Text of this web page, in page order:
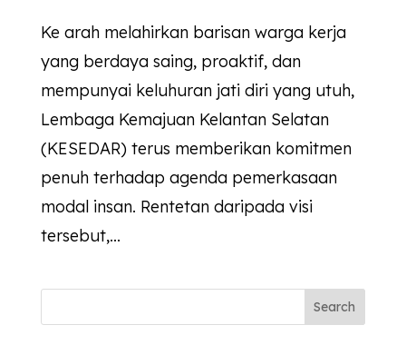
Ke arah melahirkan barisan warga kerja
yang berdaya saing, proaktif, dan
mempunyai keluhuran jati diri yang utuh,
Lembaga Kemajuan Kelantan Selatan
(KESEDAR) terus memberikan komitmen
penuh terhadap agenda pemerkasaan
modal insan. Rentetan daripada visi
tersebut,...
Search